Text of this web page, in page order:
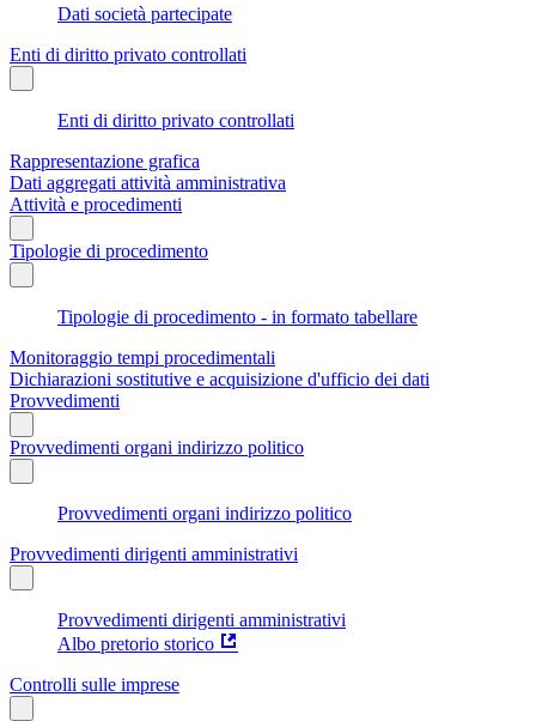
Dati società partecipate
Enti di diritto privato controllati
Enti di diritto privato controllati
Rappresentazione grafica
Dati aggregati attività amministrativa
Attività e procedimenti
Tipologie di procedimento
Tipologie di procedimento - in formato tabellare
Monitoraggio tempi procedimentali
Dichiarazioni sostitutive e acquisizione d'ufficio dei dati
Provvedimenti
Provvedimenti organi indirizzo politico
Provvedimenti organi indirizzo politico
Provvedimenti dirigenti amministrativi
Provvedimenti dirigenti amministrativi
Albo pretorio storico
Controlli sulle imprese